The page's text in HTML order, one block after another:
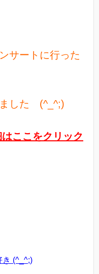
サートに行った
した (^_^;)
ここをクリック
き (^_^;)